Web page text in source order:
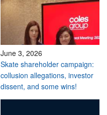
June 3, 2026
Skate shareholder campaign:
collusion allegations, investor
dissent, and some wins!